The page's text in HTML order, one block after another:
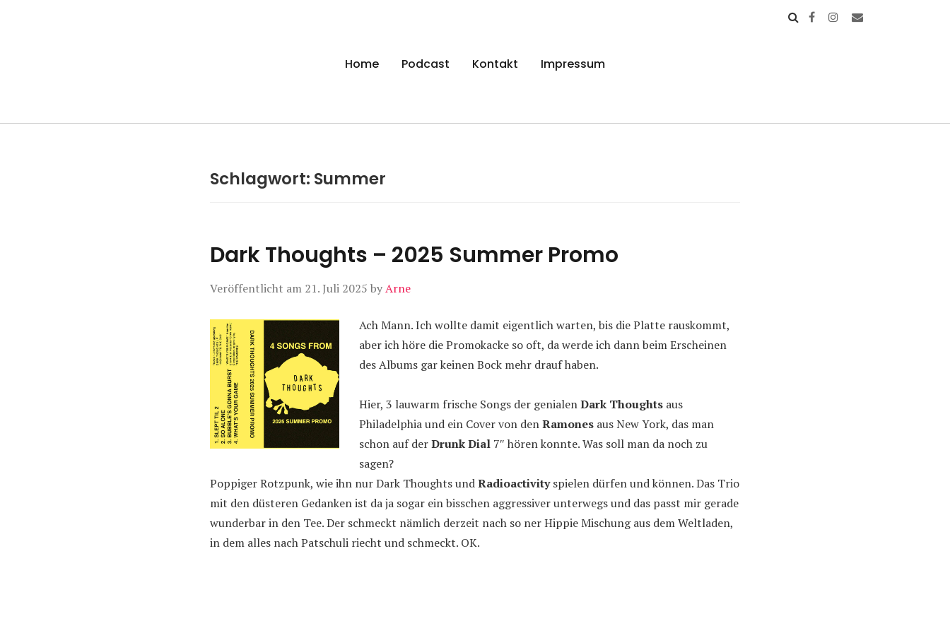
Manierenversagen
Home Podcast Kontakt Impressum
Schlagwort: Summer
Dark Thoughts – 2025 Summer Promo
Veröffentlicht am 21. Juli 2025 byArne
Ach Mann. Ich wollte damit eigentlich warten, bis die Platte rauskommt,
aber ich höre die Promokacke so oft, da werde ich dann beim Erscheinen
des Albums gar keinen Bock mehr drauf haben.
Hier, 3 lauwarm frische Songs der genialenDark Thoughts aus
Philadelphia und ein Cover von denRamones aus New York, das man
schon auf derDrunk Dial 7″ hören konnte. Was soll man da noch zu
sagen?
Poppiger Rotzpunk, wie ihn nur Dark Thoughts undRadioactivityspielen dürfen und können. Das Trio
mit den düsteren Gedanken ist da ja sogar ein bisschen aggressiver unterwegs und das passt mir gerade
wunderbar in den Tee. Der schmeckt nämlich derzeit nach so ner Hippie Mischung aus dem Weltladen,
in dem alles nach Patschuli riecht und schmeckt. OK.